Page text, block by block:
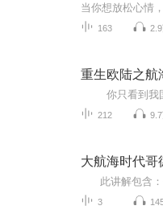
163
重生欧陆之航
212
大航海时代哥
3